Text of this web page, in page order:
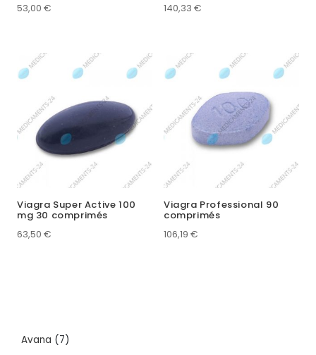
53,00 €
140,33 €
Viagra Super Active 100
mg 30 comprimés
63,50 €
Viagra Professional 90
comprimés
106,19 €
Avana 77